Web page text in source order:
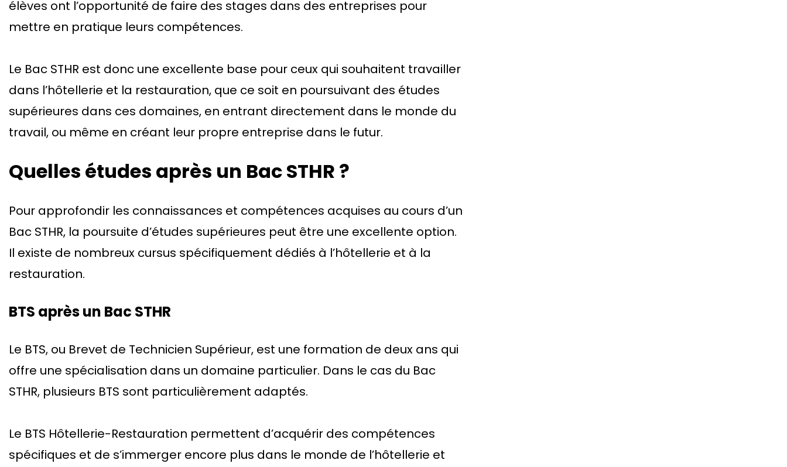
élèves ont l’opportunité de faire des stages dans des entreprises pour
mettre en pratique leurs compétences.
Le Bac STHR est donc une excellente base pour ceux qui souhaitent travailler
dans l’hôtellerie et la restauration, que ce soit en poursuivant des études
supérieures dans ces domaines, en entrant directement dans le monde du
travail, ou même en créant leur propre entreprise dans le futur.
Quelles études après un Bac STHR ?
Pour approfondir les connaissances et compétences acquises au cours d’un
Bac STHR, la poursuite d’études supérieures peut être une excellente option.
Il existe de nombreux cursus spécifiquement dédiés à l’hôtellerie et à la
restauration.
BTS après un Bac STHR
Le BTS, ou Brevet de Technicien Supérieur, est une formation de deux ans qui
offre une spécialisation dans un domaine particulier. Dans le cas du Bac
STHR, plusieurs BTS sont particulièrement adaptés.
Le BTS Hôtellerie-Restauration permettent d’acquérir des compétences
spécifiques et de s’immerger encore plus dans le monde de l’hôtellerie et